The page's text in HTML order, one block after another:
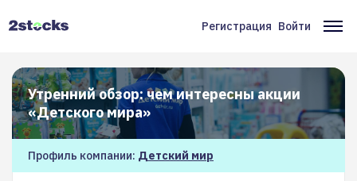
Меню
учётной
записи
пользователя
Регистрация Войти
Утренний обзор: чем интересны акции
«Детского мира»
Профиль компании: Детский мир